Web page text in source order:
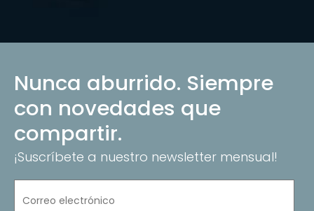
Nunca aburrido. Siempre
con novedades que
compartir.
¡Suscríbete a nuestro newsletter mensual!